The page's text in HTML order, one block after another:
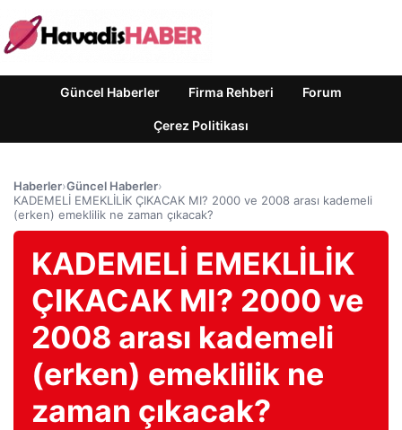
Güncel Haberler Firma Rehberi Forum
Çerez Politikası
Haberler›Güncel Haberler›
KADEMELİ EMEKLİLİK ÇIKACAK MI? 2000 ve 2008 arası kademeli
(erken) emeklilik ne zaman çıkacak?
KADEMELİ EMEKLİLİK
ÇIKACAK MI? 2000 ve
2008 arası kademeli
(erken) emeklilik ne
zaman çıkacak?